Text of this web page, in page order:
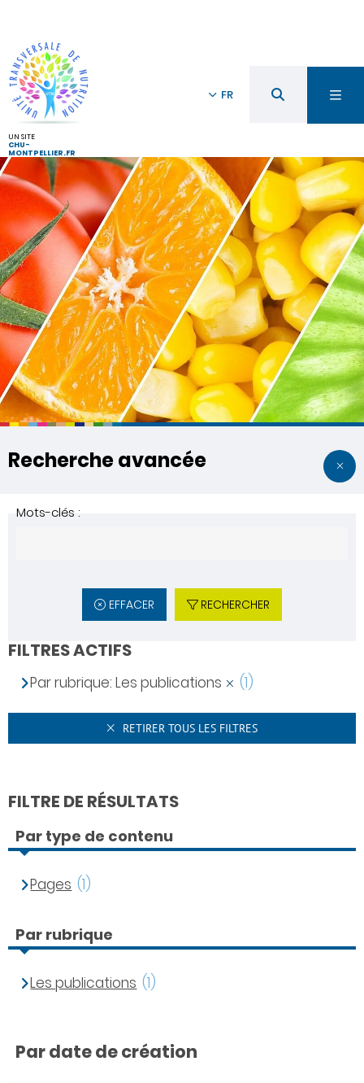
UN SITE
CHU-
MONTPELLIER.FR
FR
Recherche avancée
Mots-clés :
EFFACER RECHERCHER
FILTRES ACTIFS
Par rubrique: Les publications (1)
RETIRER TOUS LES FILTRES
FILTRE DE RÉSULTATS
Par type de contenu
Pages (1)
Par rubrique
Les publications (1)
Par date de création